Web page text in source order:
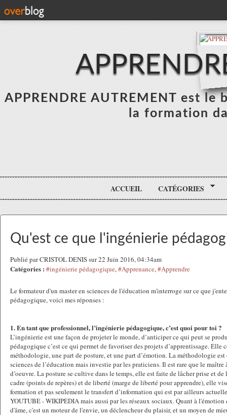
APPRENDRE AUTREMENT est
la formation
ACCUEIL CATÉGORIES
Qu'est ce que l'ingénierie
Publié par CRISTOL DENIS sur 22 Juin 2016, 04:34am
Catégories : #ingénierie pédagogique,#Apprenance,#Apprendre
Le formateur d'un master en sciences de l'éducation m'interroge sur ce que
pédagogique, voici mes réponses :
1. En tant que professionnel, l’ingénierie pédagogique, c’est quoi pour toi ?
L’ingénierie est une façon de projeter le monde, d’anticiper ce qui peut se
pédagogique c’est ce qui permet de favoriser des projets d’apprentissage. Elle
méthodologie, une part de posture, et une part d’émotion. La méthodologie
sciences de l’éducation mais investie par les praticiens. Il est rare que le maître
d’oeuvre. La posture se cultive dans le temps, elle est faite de lâcher prise et de
cadre (points de repères) et de liberté (marge de liberté pour apprendre), elle
formation et pas seulement le transfert d’information qui est par ailleurs
YOUTUBE - WIKIPEDIA mais aussi par les réseaux sociaux. Quant à
d'âme, c'est un moteur de l'envie, un déclencheur du plaisir, et un moyen de